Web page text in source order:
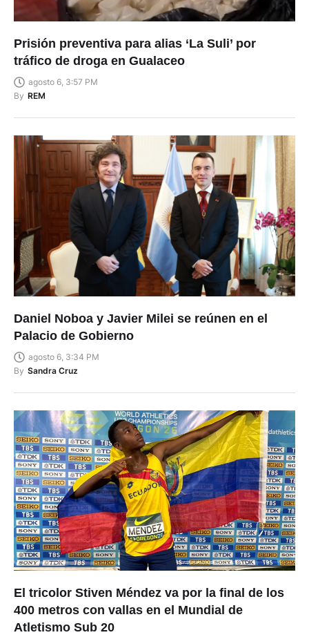
Prisión preventiva para alias ‘La Suli’ por
tráfico de droga en Gualaceo
agosto 6, 3:57 PM
By REM
Daniel Noboa y Javier Milei se reúnen en el
Palacio de Gobierno
agosto 6, 3:34 PM
By Sandra Cruz
El tricolor Stiven Méndez va por la final de los
400 metros con vallas en el Mundial de
Atletismo Sub 20